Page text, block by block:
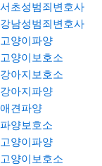
서초성범죄변호사
강남성범죄변호사
고양이파양
고양이보호소
강아지보호소
강아지파양
애견파양
파양보호소
고양이파양
고양이보호소